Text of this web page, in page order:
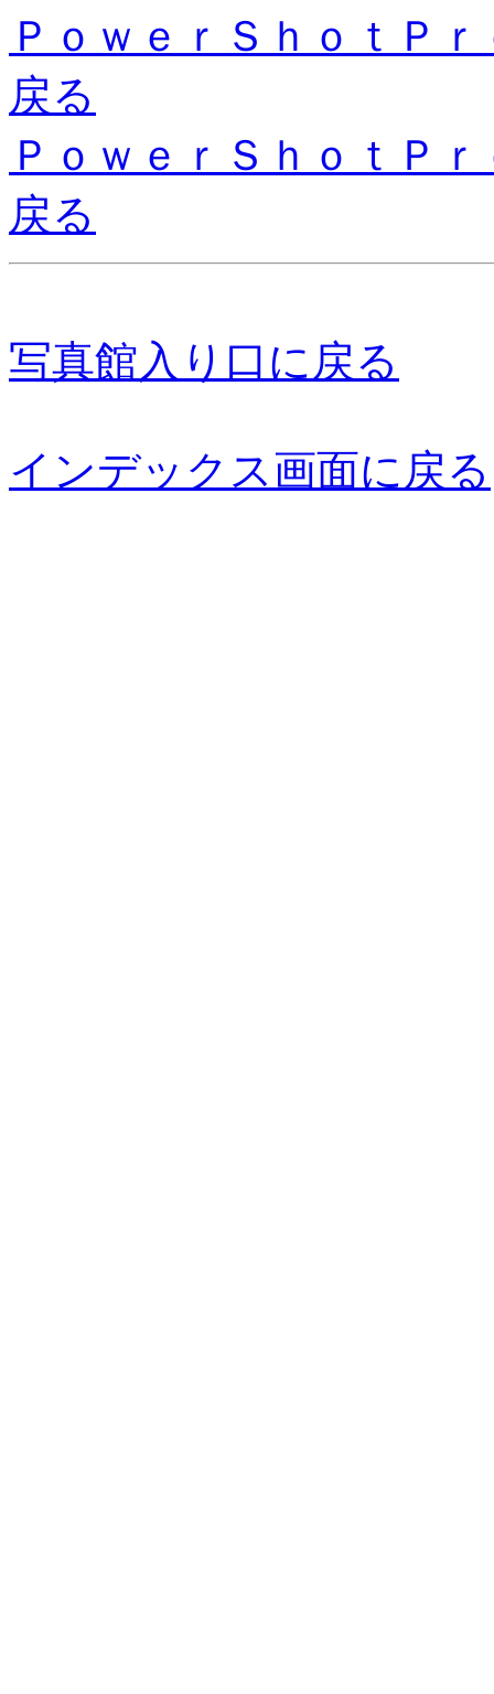
ＰｏｗｅｒＳｈｏｔＰ
戻る
ＰｏｗｅｒＳｈｏｔＰ
戻る
写真館入り口に戻る
インデックス画面に戻る